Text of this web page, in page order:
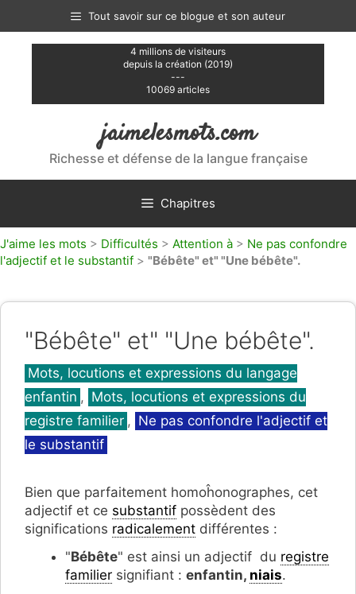
contenu
Tout savoir sur ce blogue et son auteur
4 millions de visiteurs
depuis la création (2019)
---
10069 articles
jaimelesmots.com
Richesse et défense de la langue française
Chapitres
J'aime les mots > Difficultés > Attention à > Ne pas confondre
l'adjectif et le substantif > "Bébête" et" "Une bébête".
"Bébête" et" "Une bébête".
Catégories
Mots, locutions et expressions du langage
enfantin , Mots, locutions et expressions du
registre familier , Ne pas confondre l'adjectif et
le substantif
Bien que parfaitement homoĥonographes, cet
adjectif et ce substantif possèdent des
significations radicalement différentes :
"Bébête" est ainsi un adjectif du registre
familier signifiant : enfantin, niais.